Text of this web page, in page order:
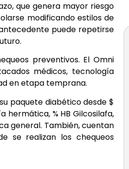
que genera mayor riesgo
modificando estilos de
puede repetirse
preventivos. El Omni
médicos, tecnología
en etapa temprana.
paquete diabético desde $
hermática, % HB Gilcosilafa,
general. También, cuentan
se realizan los chequeos